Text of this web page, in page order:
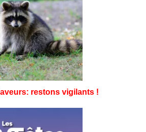
restons vigilants !